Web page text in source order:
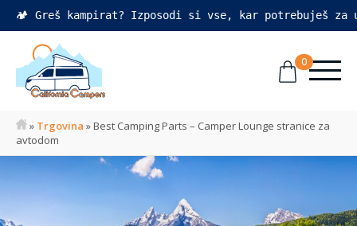
🏕️ Greš kampirat? Izposodi si vse, kar potrebuješ
0
» Trgovina »Best Camping Parts – Camper Lounge stranice za
avtodom